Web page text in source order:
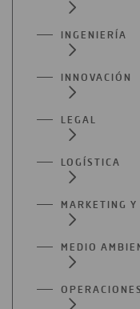
INGENIERÍA
INNOVACIÓN
LEGAL
LOGÍSTICA
MARKETING
MEDIO